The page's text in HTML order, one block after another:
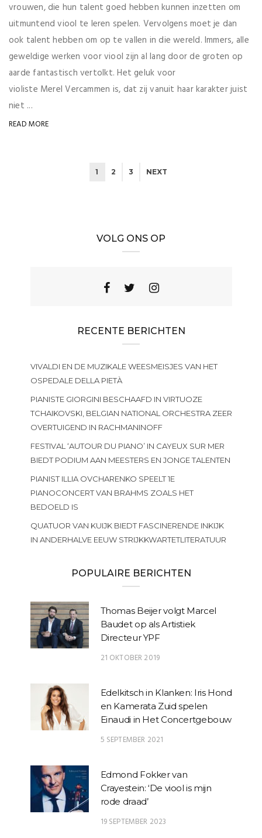
vrouwen, die hun talent goed hebben kunnen inzetten om
uitmuntend viool te leren spelen. Vervolgens moet je dan
ook talent hebben om op te vallen in die wereld. Immers, alle
geweldige werken voor viool zijn al lang door de groten op
aarde fantastisch vertolkt. Het geluk voor
violiste Merel Vercammen is, dat zij vanuit haar karakter juist
niet ...
READ MORE
1 2 3 NEXT
VOLG ONS OP
RECENTE BERICHTEN
VIVALDI EN DE MUZIKALE WEESMEISJES VAN HET
OSPEDALE DELLA PIETÀ
PIANISTE GIORGINI BESCHAAFD IN VIRTUOZE
TCHAIKOVSKI, BELGIAN NATIONAL ORCHESTRA ZEER
OVERTUIGEND IN RACHMANINOFF
FESTIVAL ‘AUTOUR DU PIANO’ IN CAYEUX SUR MER
BIEDT PODIUM AAN MEESTERS EN JONGE TALENTEN
PIANIST ILLIA OVCHARENKO SPEELT 1E
PIANOCONCERT VAN BRAHMS ZOALS HET
BEDOELD IS
QUATUOR VAN KUIJK BIEDT FASCINERENDE INKIJK
IN ANDERHALVE EEUW STRIJKKWARTETLITERATUUR
POPULAIRE BERICHTEN
Thomas Beijer volgt Marcel
Baudet op als Artistiek
Directeur YPF
21 OKTOBER 2019
Edelkitsch in Klanken: Iris Hond
en Kamerata Zuid spelen
Einaudi in Het Concertgebouw
5 SEPTEMBER 2021
Edmond Fokker van
Crayestein: ‘De viool is mijn
rode draad’
19 SEPTEMBER 2023